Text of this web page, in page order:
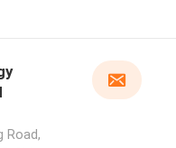
Road,